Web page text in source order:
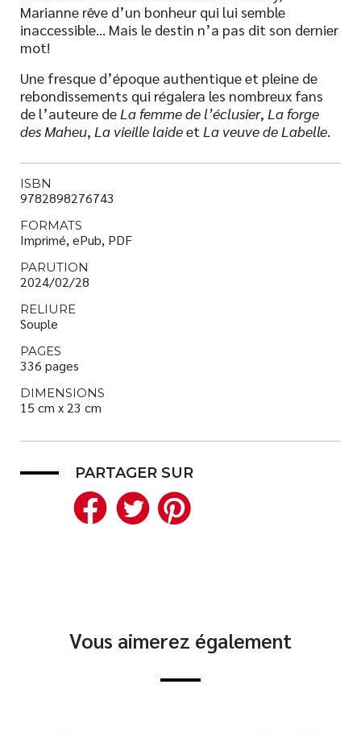
Marianne rêve d’un bonheur qui lui semble
inaccessible… Mais le destin n’a pas dit son dernier
mot!
Une fresque d’époque authentique et pleine de
rebondissements qui régalera les nombreux fans
de l’auteure de La femme de l’éclusier, Laforge
des Maheu, La vieille laideet La veuve de Labelle.
ISBN
9782898276743
FORMATS
Imprimé, ePub, PDF
PARUTION
2024/02/28
RELIURE
Souple
PAGES
336 pages
DIMENSIONS
15 cm x 23 cm
PARTAGER SUR
Facebook
Twitter
Vous aimerez également